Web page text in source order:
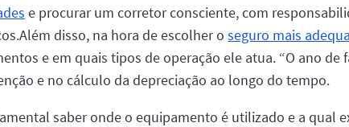
e procurar um corretor consciente, com
disso, na hora de escolher oseguro mais
e em quais tipos de operação ele atua. “O ano
e no cálculo da depreciação ao longo do tempo.
saber onde o equipamento é utilizado e a qual